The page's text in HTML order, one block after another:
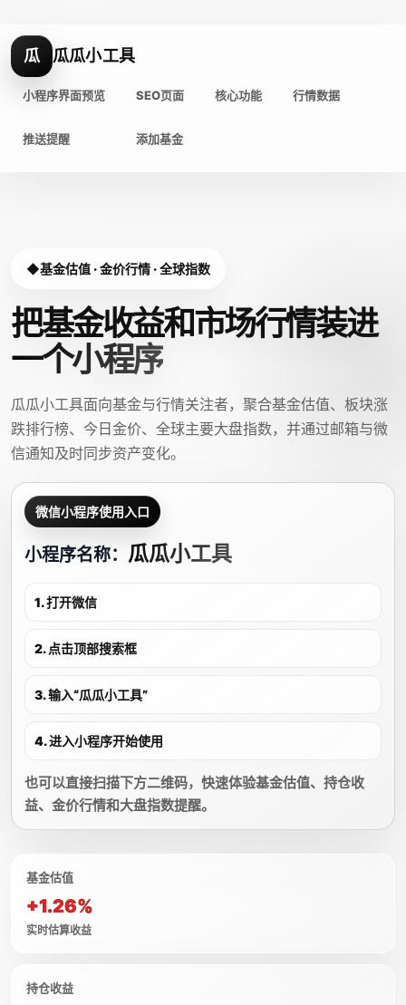
瓜 瓜瓜小工具
小程序界面预览 SEO页面 核心功能 行情数据
推送提醒 添加基金
基金估值 · 金价行情 · 全球指数
把基金收益和市场行情装进
一个小程序
瓜瓜小工具面向基金与行情关注者，聚合基金估值、板块涨
跌排行榜、今日金价、全球主要大盘指数，并通过邮箱与微
信通知及时同步资产变化。
微信小程序使用入口
小程序名称： 瓜瓜小工具
1. 打开微信
2. 点击顶部搜索框
3. 输入“瓜瓜小工具”
4. 进入小程序开始使用
也可以直接扫描下方二维码，快速体验基金估值、持仓收
益、金价行情和大盘指数提醒。
基金估值
+1.26%
实时估算收益
持仓收益